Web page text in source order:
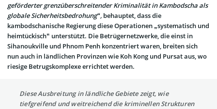
geförderter grenzüberschreitender Kriminalität in Kambodscha als
globale Sicherheitsbedrohung“, behauptet, dass die
kambodschanische Regierung diese Operationen „systematisch und
heimtückisch“ unterstützt. Die Betrügernetzwerke, die einst in
Sihanoukville und Phnom Penh konzentriert waren, breiten sich
nun auch in ländlichen Provinzen wie Koh Kong und Pursat aus, wo
riesige Betrugskomplexe errichtet werden.
Diese Ausbreitung in ländliche Gebiete zeigt, wie
tiefgreifend und weitreichend die kriminellen Strukturen